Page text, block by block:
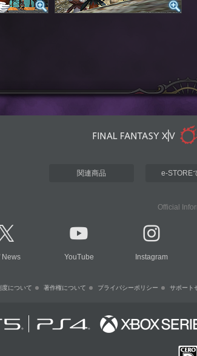
関連商品 e-STORE
Official
News YouTube Instagram
度について 著作権について プライバシーポリシー サポート